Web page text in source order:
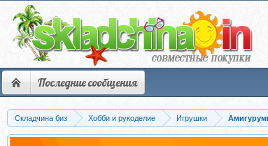
Последние сообщения
Складчина биз Хобби и рукоделие Игрушки